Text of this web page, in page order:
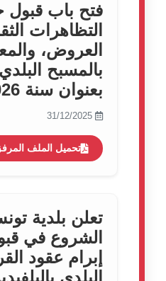
فتح باب
التظاهرات
العروض،
بالمسبح البلدي
بعنوان سنة 2026.
تحميل الملف
تعلن بلدية
الشروع في
إبرام عقود